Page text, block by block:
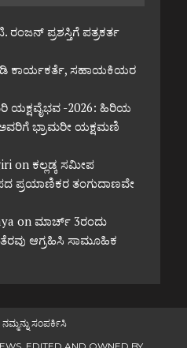
ರಂಜನ್ ಪ್ರಶಸ್ತಿಗೆ ಪತ್ರಕರ್ತ
ಕಾರ್ಯಕರ್ತೆ, ಸಹಾಯಕಿಯರ
ಯಕ್ಷವೈಭವ -2026: ಹಿರಿಯ
ಭ್ರಾಮರೀ ಯಕ್ಷಮಣಿ
on ಕಲ್ಲಡ್ಕ ಸಮೀಪ
ಪ್ರಯಾಣಿಕರ ತಂಗುದಾಣವೇ
on ಮಾರ್ಚ್ 3ರಂದು
ಆಗ್ರಹಿಸಿ ಸಾಮೂಹಿಕ
ನಮ್ಮನ್ನು ಸಂಪರ್ಕಿಸಿ